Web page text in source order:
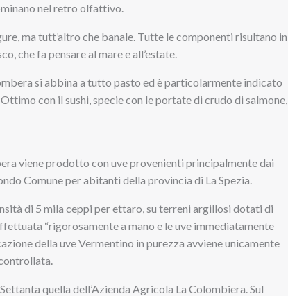
nel retro olfattivo.
ma tutt’altro che banale. Tutte le componenti risultano in
che fa pensare al mare e all’estate.
si abbina a tutto pasto ed è particolarmente indicato
con il sushi, specie con le portate di crudo di salmone,
viene prodotto con uve provenienti principalmente dai
Comune per abitanti della provincia di La Spezia.
di 5 mila ceppi per ettaro, su terreni argillosi dotati di
“rigorosamente a mano e le uve immediatamente
della uve Vermentino in purezza avviene unicamente
quella dell’Azienda Agricola La Colombiera. Sul